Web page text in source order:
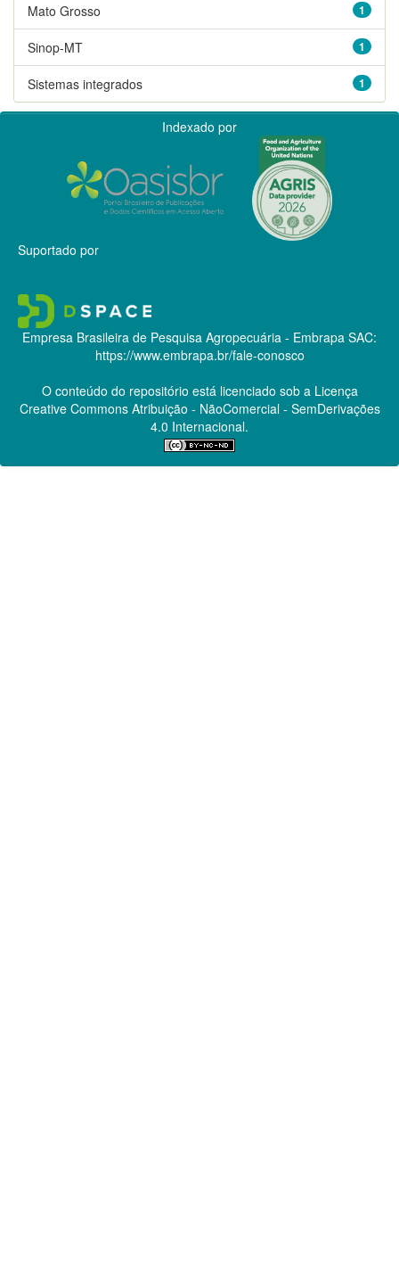
1
Mato Grosso
1
Sinop-MT
1
Sistemas integrados
Indexado por
Suportado por
Empresa Brasileira de Pesquisa Agropecuária - Embrapa SAC:
https://www.embrapa.br/fale-conosco
O conteúdo do repositório está licenciado sob a Licença
Creative CommonsAtribuição - NãoComercial - SemDerivações
4.0 Internacional.